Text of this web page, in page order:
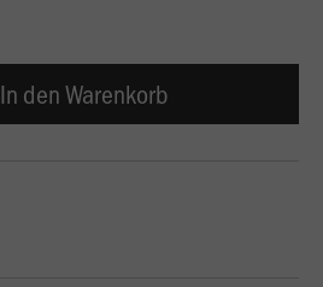
In den Warenkorb